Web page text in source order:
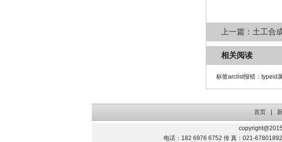
上一篇：土工合
相关阅读
标签arclist报错：typeid
首页
电话：182 6976 6752 传 真：021-